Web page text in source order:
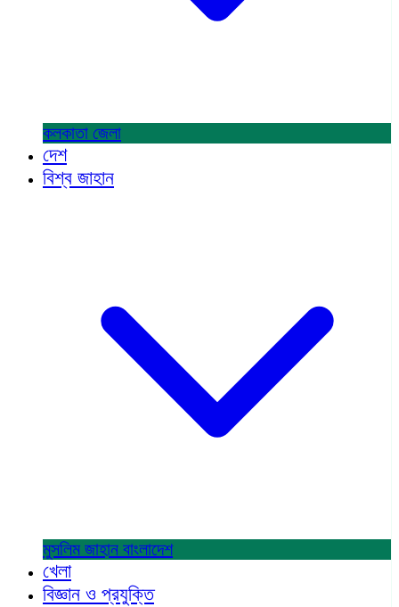
কলকাতা জেলা
দেশ
বিশ্ব জাহান
মুসলিম জাহান বাংলাদেশ
খেলা
বিজ্ঞান ও প্রযুক্তি